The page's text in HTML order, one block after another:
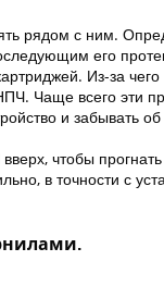
рядом с ним.
его
Из-за
Чаще всего эти
и забывать об
чтобы
в точности с